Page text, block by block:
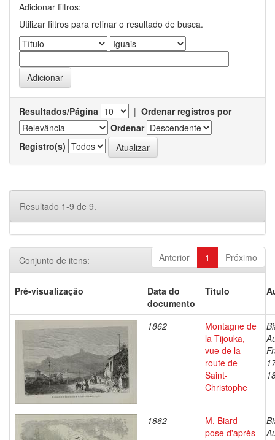
Adicionar filtros:
Utilizar filtros para refinar o resultado de busca.
Resultados/Página | Ordenar registros por
Ordenar
Registro(s)
Resultado 1-9 de 9.
Anterior 1 Próximo
Conjunto de itens:
Pré-visualização
Data do
documento
Título
1862
Montagne de
la Tijouka,
vue de la
route de
Saint-
Christophe
1862
M. Biard
pose d'après